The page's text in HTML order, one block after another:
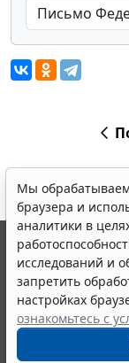
Мы
браузера и
аналитики в
исследований и
запретить
настройках
ознакомьтесь с
© ООО "НПП
выпускается с
являются
информации
Портал ГАРАНТ.РУ
издания